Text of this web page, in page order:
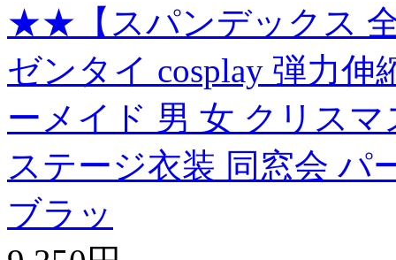
★★【スパンデックス
ゼンタイ cosplay 弾力
ーメイド 男 女 クリス
ステージ衣装 同窓会
ブラッ